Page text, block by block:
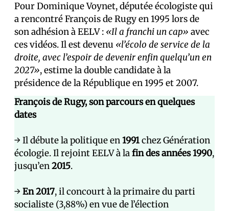
Pour Dominique Voynet, députée écologiste qui
a rencontré François de Rugy en 1995 lors de
son adhésion à EELV : «Il a franchi un cap» avec
ces vidéos. Il est devenu «l’écolo de service de la
droite, avec l’espoir de devenir enfin quelqu’un en
2027», estime la double candidate à la
présidence de la République en 1995 et 2007.
François de Rugy, son parcours en quelques
dates
→ Il débute la politique en1991chez Génération
écologie. Il rejoint EELV à lafin des années 1990,
jusqu’en2015.
→En 2017, il concourt à la primaire du parti
socialiste (3,88%) en vue de l’élection